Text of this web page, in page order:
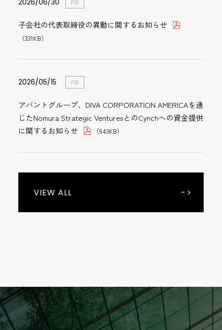
2026/06/30 PR
子会社の代表取締役の異動に関するお知らせ
（331KB）
2026/05/15 PR
アバントグループ、DIVA CORPORATION AMERICAを通
じたNomura Strategic VenturesとのCynchへの資金提供
に関するお知らせ
（643KB）
2026/08/05
2026年６月期決算短信〔日本基準〕(連結)
（1,042KB）
（897KB）
2026/08/05
2026年６月期決算説明資料
2026/04/30 適時開示
2022/04/28
業績予想の修正に関するお知らせ
2019/05/07 業績
2026/07/22
コーポレート・ガバナンスに関する報告書 2026/07/22
（296KB）
（296KB）
2025/09/18
第29期定時株主総会招集ご通知等の一部訂正について
（380KB）
項）
（672KB）
2026/02/10
半期報告書-第30期(2025/07/01-2026/06/30)
（268KB）
（1,047KB）
2026/06/30
子会社の代表取締役の異動に関するお知らせ
（331KB）
じたNomura Strategic VenturesとのCynchへの資金提供
に関するお知らせ
（643KB）
2023/01/20
「AVANT GROUP統合報告書 CREATIVE DIALOG
2022」発刊のお知らせ
2022/02/25 IR
VIEW ALL